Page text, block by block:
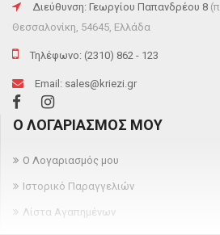
Διεύθυνση: Γεωργίου Παπανδρέου 8
Θεσσαλονίκη, 54645, Ελλάδα
Τηλέφωνο: (2310) 862 - 123
Email: sales@kriezi.gr
Ο ΛΟΓΑΡΙΑΣΜΌΣ ΜΟΥ
Ο Λογαριασμός μου
Ιστορικό Παραγγελιών
Λίστα Αγαπημένων